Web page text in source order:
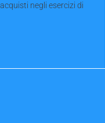
negli esercizi di